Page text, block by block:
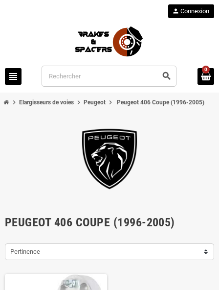
view_headline search
person Connexion
0
chevron_right Elargisseurs de voies chevron_right Peugeot chevron_right Peugeot 406 Coupe (1996-2005)
PEUGEOT 406 COUPE (1996-2005)
Pertinence